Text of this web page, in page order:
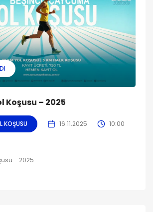
Koşusu – 2025
KOŞUSU 16.11.2025 10:00
- 2025